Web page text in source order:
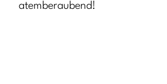
atemberaubend!